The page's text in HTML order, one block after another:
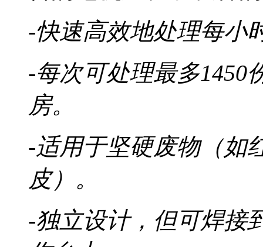
-快速高效地处理每小
-每次可处理最多1450
房。
-适用于坚硬废物（如
皮）。
-独立设计，但可焊接